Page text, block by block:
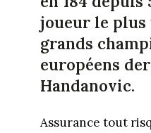
joueur le
grands
européens
Handanovic.
Assurance tout